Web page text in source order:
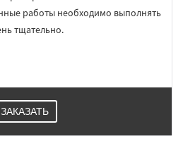
работы необходимо выполнять
тщательно.
ЗАКАЗАТЬ